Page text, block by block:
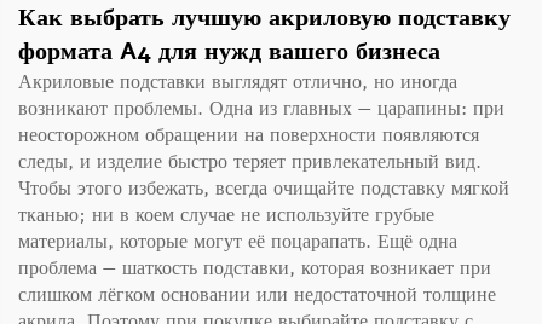
Как выбрать лучшую акриловую подставку
формата A4 для нужд вашего бизнеса
Акриловые подставки выглядят отлично, но иногда
возникают проблемы. Одна из главных — царапины: при
неосторожном обращении на поверхности появляются
следы, и изделие быстро теряет привлекательный вид.
Чтобы этого избежать, всегда очищайте подставку мягкой
тканью; ни в коем случае не используйте грубые
материалы, которые могут её поцарапать. Ещё одна
проблема — шаткость подставки, которая возникает при
слишком лёгком основании или недостаточной толщине